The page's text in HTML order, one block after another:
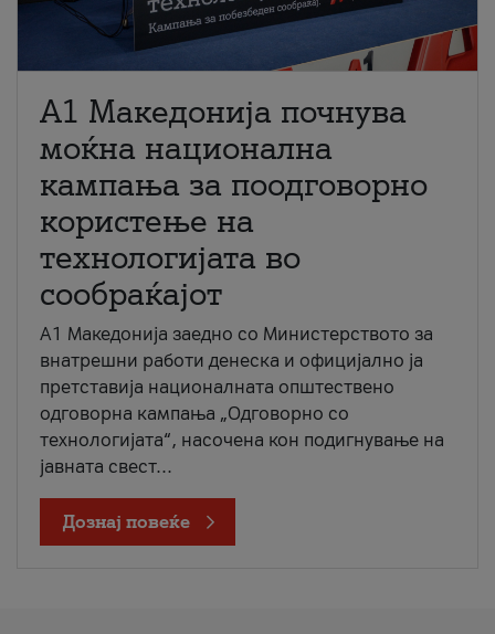
A1 Македонија почнува
моќна национална
кампања за поодговорно
користење на
технологијата во
сообраќајот
A1 Македонија заедно со Министерството за
внатрешни работи денеска и официјално ја
претставија националната општествено
одговорна кампања „Одговорно со
технологијата“, насочена кон подигнување на
јавната свест...
Дознај повеќе